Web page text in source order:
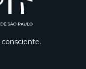
consciente.